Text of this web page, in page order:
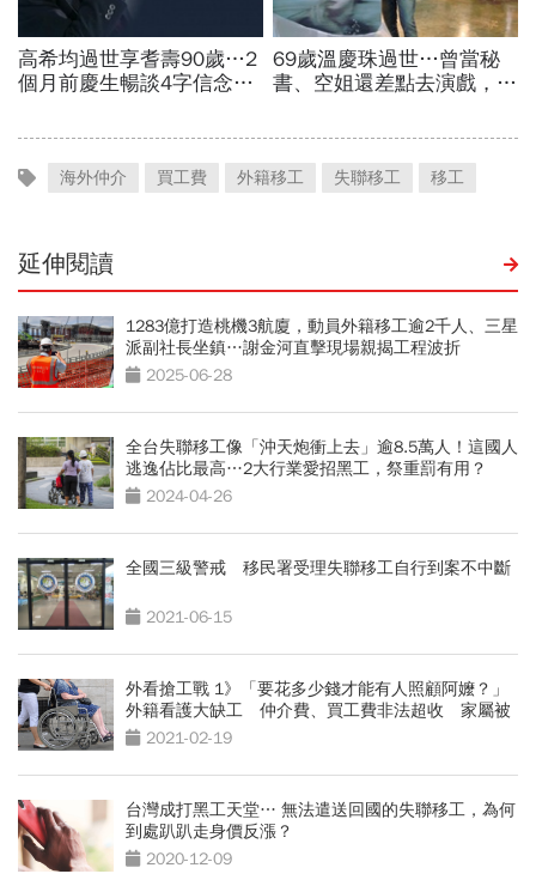
海外仲介 買工費 外籍移工 失聯移工 移工
延伸閱讀
1283億打造桃機3航廈，動員外籍移工逾2千人、三星
派副社長坐鎮…謝金河直擊現場親揭工程波折
2025-06-28
全台失聯移工像「沖天炮衝上去」逾8.5萬人！這國人
逃逸佔比最高…2大行業愛招黑工，祭重罰有用？
2024-04-26
全國三級警戒 移民署受理失聯移工自行到案不中斷
2021-06-15
外看搶工戰 1》「要花多少錢才能有人照顧阿嬤？」
外籍看護大缺工 仲介費、買工費非法超收 家屬被
迫買單
2021-02-19
台灣成打黑工天堂… 無法遣送回國的失聯移工，為何
到處趴趴走身價反漲？
2020-12-09